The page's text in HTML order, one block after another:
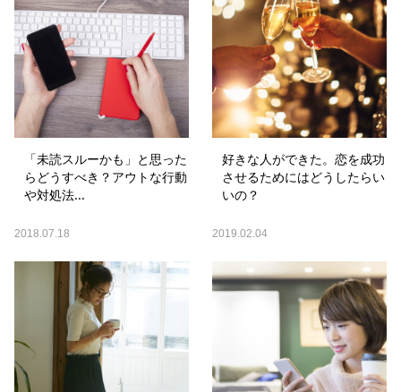
「未読スルーかも」と思った
らどうすべき？アウトな行動
や対処法...
2018.07.18
好きな人ができた。恋を成功
させるためにはどうしたらい
いの？
2019.02.04